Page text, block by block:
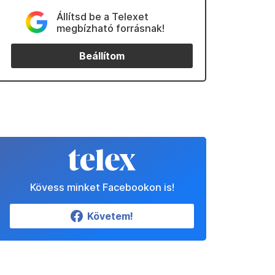
Állítsd be a Telexet
megbízható forrásnak!
Beállítom
Kövess minket Facebookon is!
Követem!